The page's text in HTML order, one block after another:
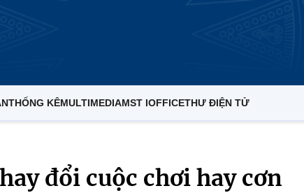
THỐNG KÊMULTIMEDIAMST IOFFICETHƯ ĐIỆN TỬ
đổi cuộc chơi hay cơn